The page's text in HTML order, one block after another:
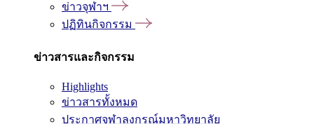
ข่าวจุฬาฯ
ปฏิทินกิจกรรม
ข่าวสารและกิจกรรม
Highlights
ข่าวสารทั้งหมด
ประกาศจุฬาลงกรณ์มหาวิทยาลัย